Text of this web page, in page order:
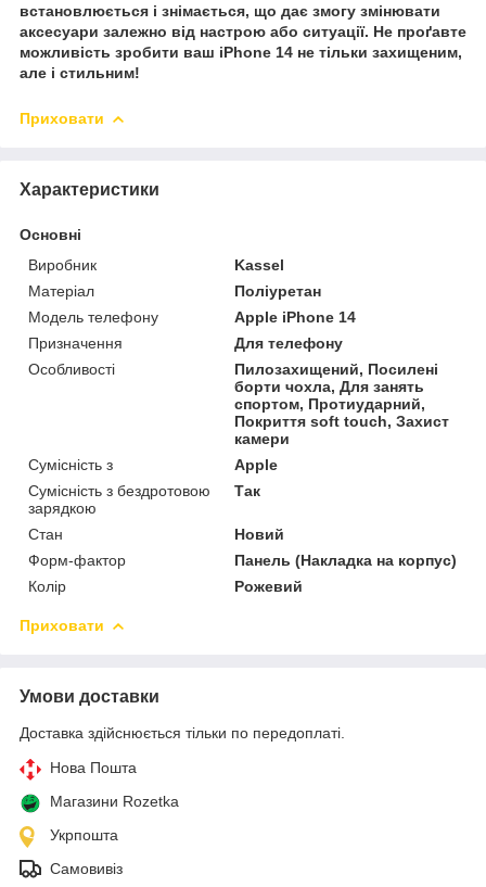
встановлюється і знімається, що дає змогу змінювати
аксесуари залежно від настрою або ситуації. Не проґавте
можливість зробити ваш iPhone 14 не тільки захищеним,
але і стильним!
Приховати
Характеристики
Основні
Виробник
Kassel
Матеріал
Поліуретан
Модель телефону
Apple iPhone 14
Призначення
Для телефону
Особливості
Пилозахищений, Посилені
борти чохла, Для занять
спортом, Протиударний,
Покриття soft touch, Захист
камери
Сумісність з
Apple
Сумісність з бездротовою
зарядкою
Так
Стан
Новий
Форм-фактор
Панель (Накладка на корпус)
Колір
Рожевий
Приховати
Умови доставки
Доставка здійснюється тільки по передоплаті.
Нова Пошта
Магазини Rozetka
Укрпошта
Самовивіз